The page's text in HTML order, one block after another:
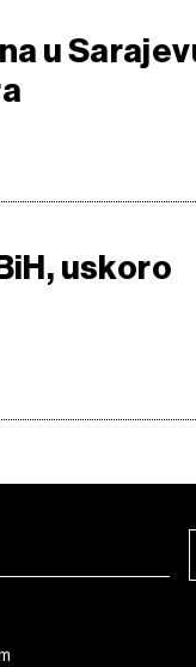
u
uskoro